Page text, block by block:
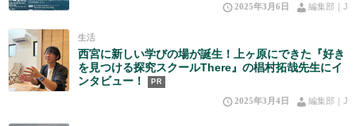
2025年3月6日 編集部｜J
生活
西宮に新しい学びの場が誕生！上ヶ原にできた『好き
を見つける探究スクールThere』の椙村拓哉先生にイ
ンタビュー！
PR
2025年3月4日 編集部｜J